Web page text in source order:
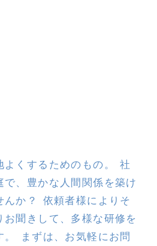
よくするためのもの。 社
、豊かな人間関係を築け
んか？ 依頼者様によりそ
聞きして、多様な研修を
。 まずは、お気軽にお問